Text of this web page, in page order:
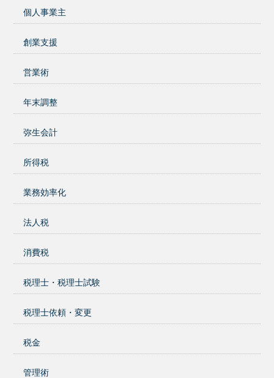
個人事業主
創業支援
営業術
年末調整
弥生会計
所得税
業務効率化
法人税
消費税
税理士・税理士試験
税理士依頼・変更
税金
管理術